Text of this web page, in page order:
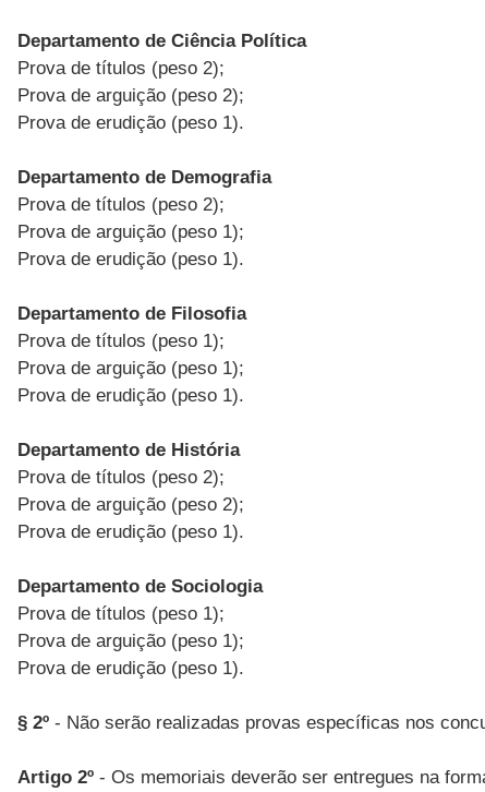
Departamento de Ciência Política
Prova de títulos (peso 2);
Prova de arguição (peso 2);
Prova de erudição (peso 1).
Departamento de Demografia
Prova de títulos (peso 2);
Prova de arguição (peso 1);
Prova de erudição (peso 1).
Departamento de Filosofia
Prova de títulos (peso 1);
Prova de arguição (peso 1);
Prova de erudição (peso 1).
Departamento de História
Prova de títulos (peso 2);
Prova de arguição (peso 2);
Prova de erudição (peso 1).
Departamento de Sociologia
Prova de títulos (peso 1);
Prova de arguição (peso 1);
Prova de erudição (peso 1).
§ 2º - Não serão realizadas provas específicas nos
Artigo 2º - Os memoriais deverão ser entregues na